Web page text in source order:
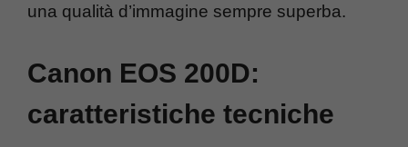
una qualità d’immagine sempre superba.
Canon EOS 200D:
caratteristiche tecniche